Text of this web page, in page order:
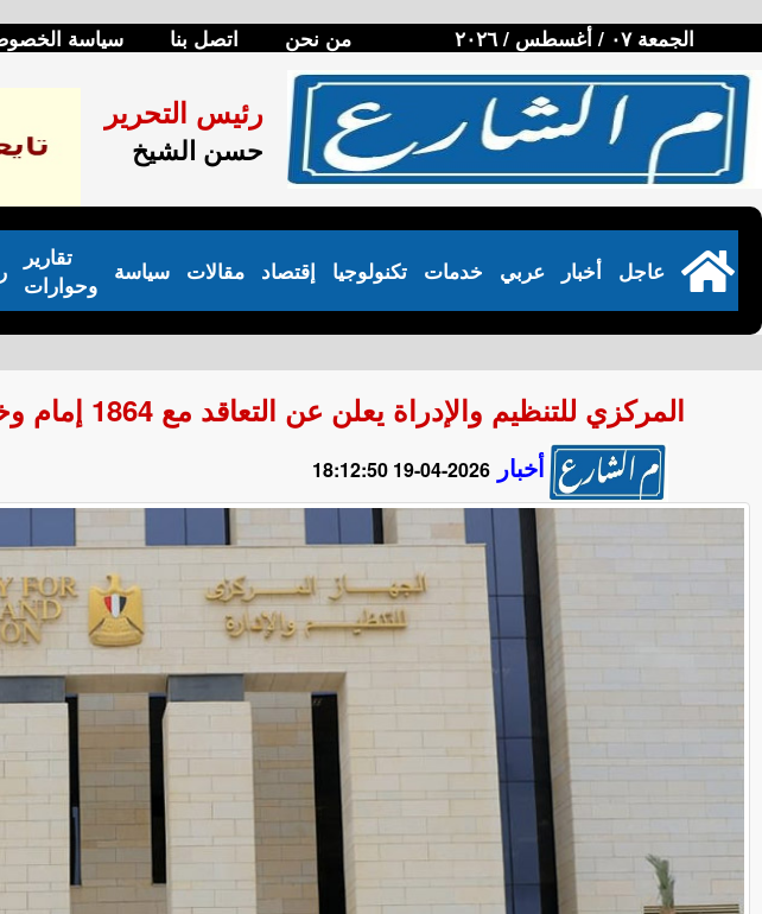
الجمعة ٠٧ / أغسطس / ٢٠٢٦ من نحن اتصل بنا سياسة
رئيس التحرير
حسن الشيخ
تقارير
وحوارات
سياسة مقالات إقتصاد تكنولوجيا خدمات عربي أخبار عاجل
المركزي للتنظيم والإدراة يعلن عن التعاقد مع 1864 إمام وخطيب ومدرس بوزارة الأوقاف
أخبار 2026-04-19 18:12:50